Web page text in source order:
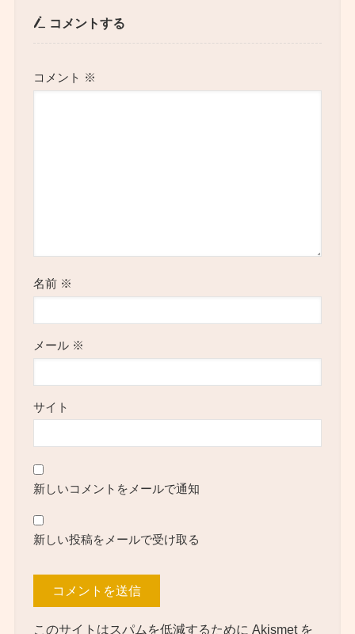
コメントする
コメント ※
名前 ※
メール ※
サイト
新しいコメントをメールで通知
新しい投稿をメールで受け取る
このサイトはスパムを低減するために Akismet を